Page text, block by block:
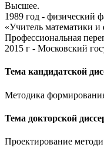
Высшее.
1989 год - физический
«Учитель математики и
Профессиональная
2015 г - Московский
Тема кандидатской
Методика
Тема докторской
Проектирование